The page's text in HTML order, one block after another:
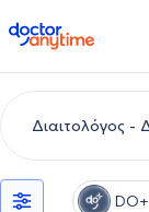
doctoranytime
DO+